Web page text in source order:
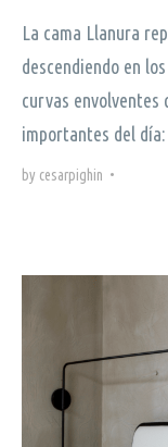
La cama Llanura
descendiendo en
curvas envolventes
importantes del
by cesarpighin •